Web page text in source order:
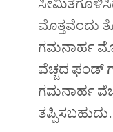
ಮೊತ್ತವೆಂದು
ಗಮನಾರ್ಹ
ವೆಚ್ಚದ ಫಂಡ್
ಗಮನಾರ್ಹ
ತಪ್ಪಿಸಬಹುದು.